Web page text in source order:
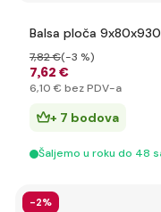
Balsa ploča
7,62 €
7,82 €(-3 %)
6,10 € bez PDV-a
+ 7 bodova
Šaljemo u roku do 48
-2%